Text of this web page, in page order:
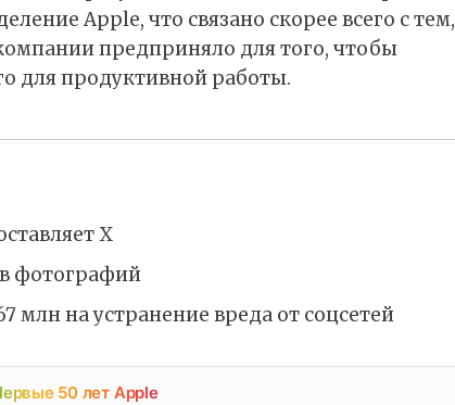
Apple, что связано скорее всего с тем,
предприняло для того, чтобы
для продуктивной работы.
X
фотографий
млн на устранение вреда от соцсетей
50 лет Apple